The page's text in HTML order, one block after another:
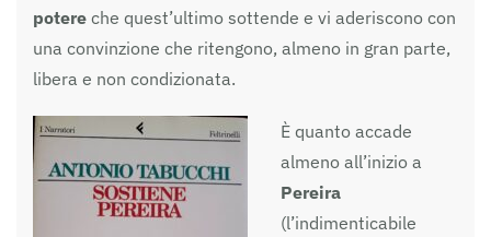
potere che quest’ultimo sottende e vi aderiscono con
una convinzione che ritengono, almeno in gran parte,
libera e non condizionata.
È quanto accade
almeno all’inizio a
Pereira
(l’indimenticabile